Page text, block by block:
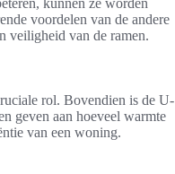
kunnen ze worden
voordelen van de andere
veiligheid van de ramen.
rol. Bovendien is de U-
geven aan hoeveel warmte
van een woning.